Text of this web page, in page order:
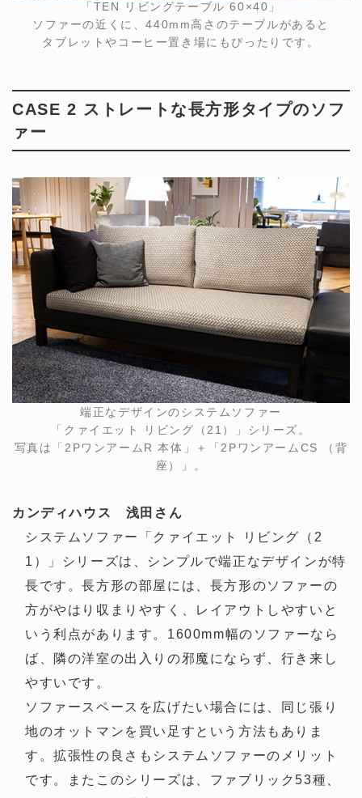
「TEN リビングテーブル 60×40」
ソファーの近くに、440mm高さのテーブルがあると
タブレットやコーヒー置き場にもぴったりです。
CASE 2 ストレートな長方形タイプのソフ
ァー
端正なデザインのシステムソファー
「クァイエット リビング（21）」シリーズ。
写真は「2PワンアームR 本体」＋「2PワンアームCS （背
座）」。
カンディハウス 浅田さん
システムソファー「クァイエット リビング（2
1）」シリーズは、シンプルで端正なデザインが特
長です。長方形の部屋には、長方形のソファーの
方がやはり収まりやすく、レイアウトしやすいと
いう利点があります。1600mm幅のソファーなら
ば、隣の洋室の出入りの邪魔にならず、行き来し
やすいです。
ソファースペースを広げたい場合には、同じ張り
地のオットマンを買い足すという方法もありま
す。拡張性の良さもシステムソファーのメリット
です。またこのシリーズは、ファブリック53種、